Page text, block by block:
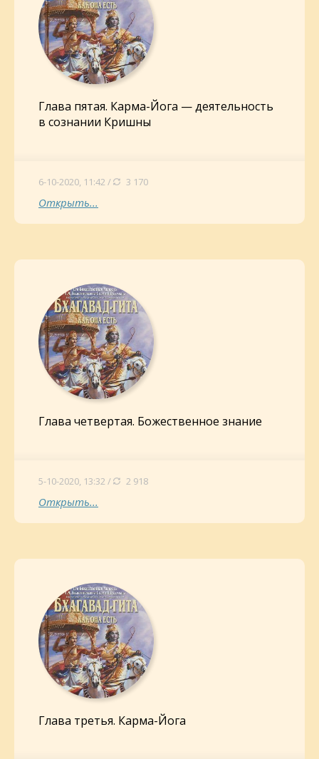
Глава пятая. Карма-Йога — деятельность
в сознании Кришны
6-10-2020, 11:42 / 3 170
Открыть...
Глава четвертая. Божественное знание
5-10-2020, 13:32 / 2 918
Открыть...
Глава третья. Карма-Йога